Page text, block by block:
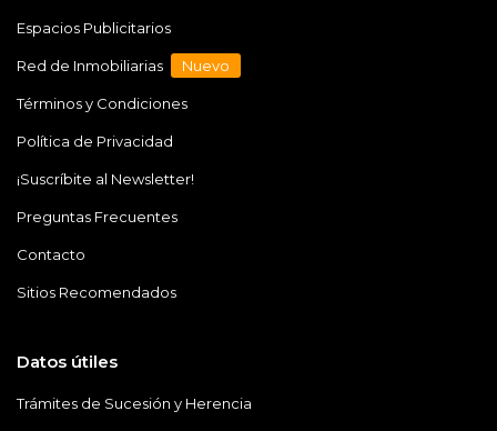
Espacios Publicitarios
Red de Inmobiliarias Nuevo
Términos y Condiciones
Política de Privacidad
¡Suscríbite al Newsletter!
Preguntas Frecuentes
Contacto
Sitios Recomendados
Datos útiles
Trámites de Sucesión y Herencia